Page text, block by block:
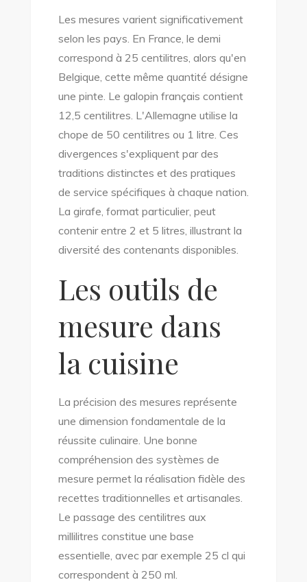
Les mesures varient significativement
selon les pays. En France, le demi
correspond à 25 centilitres, alors qu'en
Belgique, cette même quantité désigne
une pinte. Le galopin français contient
12,5 centilitres. L'Allemagne utilise la
chope de 50 centilitres ou 1 litre. Ces
divergences s'expliquent par des
traditions distinctes et des pratiques
de service spécifiques à chaque nation.
La girafe, format particulier, peut
contenir entre 2 et 5 litres, illustrant la
diversité des contenants disponibles.
Les outils de
mesure dans
la cuisine
La précision des mesures représente
une dimension fondamentale de la
réussite culinaire. Une bonne
compréhension des systèmes de
mesure permet la réalisation fidèle des
recettes traditionnelles et artisanales.
Le passage des centilitres aux
millilitres constitue une base
essentielle, avec par exemple 25 cl qui
correspondent à 250 ml.